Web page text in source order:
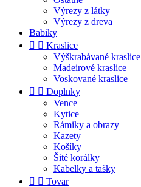
Výrezy z látky
Výrezy z dreva
Babiky
  Kraslice
Výškrabávané kraslice
Madeirové kraslice
Voskované kraslice
  Doplnky
Vence
Kytice
Rámiky a obrazy
Kazety
Košíky
Šité korálky
Kabelky a tašky
  Tovar